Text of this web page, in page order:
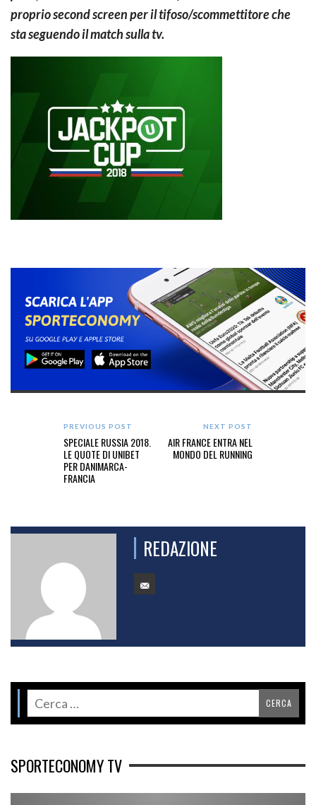
proprio second screen per il tifoso/scommettitore che
sta seguendo il match sulla tv.
PREVIOUS POST
SPECIALE RUSSIA 2018.
LE QUOTE DI UNIBET
PER DANIMARCA-
FRANCIA
NEXT POST
AIR FRANCE ENTRA NEL
MONDO DEL RUNNING
REDAZIONE
SPORTECONOMY TV